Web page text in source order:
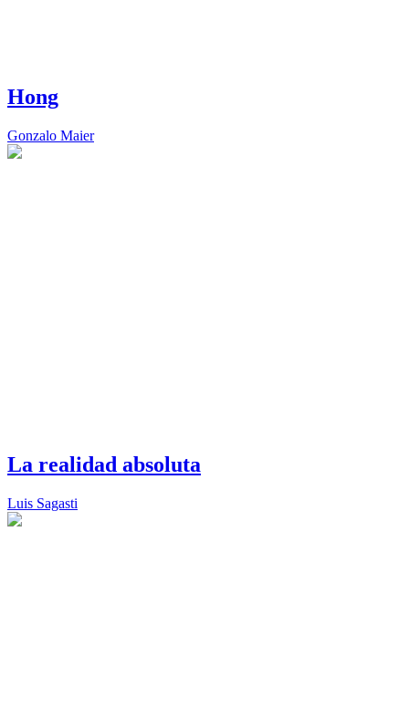
Hong
Gonzalo Maier
La realidad absoluta
Luis Sagasti